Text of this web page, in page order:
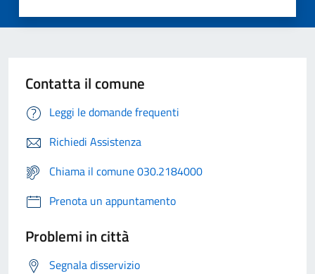
Contatta il comune
Leggi le domande frequenti
Richiedi Assistenza
Chiama il comune 030.2184000
Prenota un appuntamento
Problemi in città
Segnala disservizio